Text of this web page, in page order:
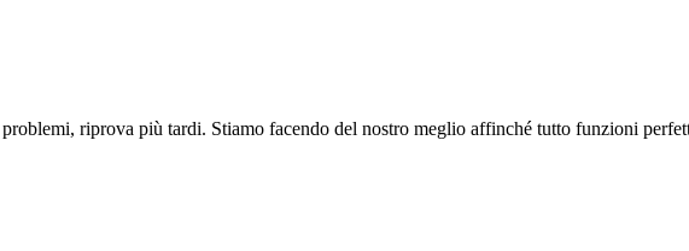
riprova più tardi. Stiamo facendo del nostro meglio affinché tutto funzioni